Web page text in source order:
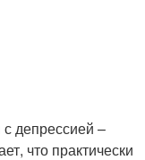
депрессией –
что практически